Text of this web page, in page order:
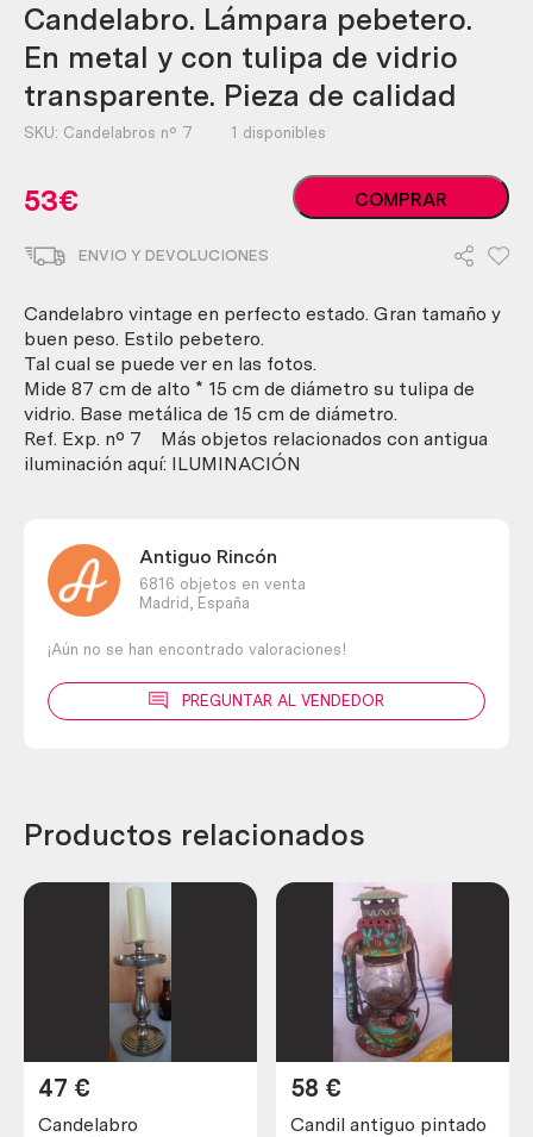
Candelabro. Lámpara pebetero.
En metal y con tulipa de vidrio
transparente. Pieza de calidad
SKU: Candelabros nº 7 1 disponibles
53€
Candelabro.
Lámpara
y
tulipa
de
vidrio
transparente.
Pieza
COMPRAR
ENVIO Y DEVOLUCIONES
Candelabro vintage en perfecto estado. Gran tamaño y
buen peso. Estilo pebetero.
Tal cual se puede ver en las fotos.
Mide 87 cm de alto * 15 cm de diámetro su tulipa de
vidrio. Base metálica de 15 cm de diámetro.
Ref. Exp. nº 7 Más objetos relacionados con antigua
iluminación aquí: ILUMINACIÓN
Antiguo Rincón
6816 objetos en venta
Madrid,
España
¡Aún no se han encontrado valoraciones!
PREGUNTAR AL VENDEDOR
Productos relacionados
Candelabro
47 €
Candil antiguo pintado
58 €